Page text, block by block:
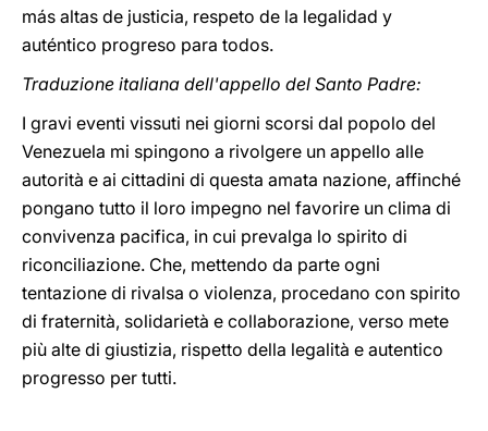
más altas de justicia, respeto de la legalidad y
auténtico progreso para todos.
Traduzione italiana dell'appello del Santo Padre:
I gravi eventi vissuti nei giorni scorsi dal popolo del
Venezuela mi spingono a rivolgere un appello alle
autorità e ai cittadini di questa amata nazione, affinché
pongano tutto il loro impegno nel favorire un clima di
convivenza pacifica, in cui prevalga lo spirito di
riconciliazione. Che, mettendo da parte ogni
tentazione di rivalsa o violenza, procedano con spirito
di fraternità, solidarietà e collaborazione, verso mete
più alte di giustizia, rispetto della legalità e autentico
progresso per tutti.